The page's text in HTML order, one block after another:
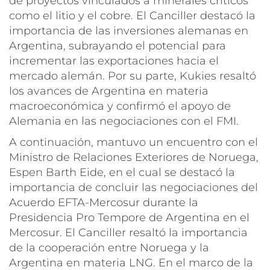
como el litio y el cobre. El Canciller destacó la
importancia de las inversiones alemanas en
Argentina, subrayando el potencial para
incrementar las exportaciones hacia el
mercado alemán. Por su parte, Kukies resaltó
los avances de Argentina en materia
macroeconómica y confirmó el apoyo de
Alemania en las negociaciones con el FMI.
A continuación, mantuvo un encuentro con el
Ministro de Relaciones Exteriores de Noruega,
Espen Barth Eide, en el cual se destacó la
importancia de concluir las negociaciones del
Acuerdo EFTA-Mercosur durante la
Presidencia Pro Tempore de Argentina en el
Mercosur. El Canciller resaltó la importancia
de la cooperación entre Noruega y la
Argentina en materia LNG. En el marco de la